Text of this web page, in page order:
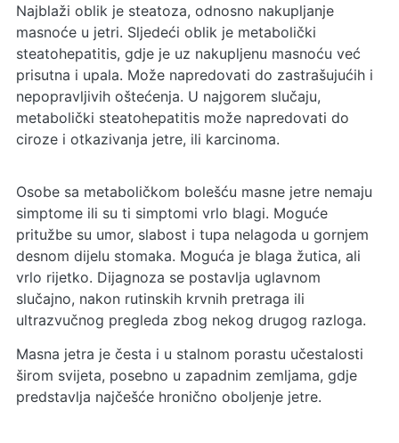
Najblaži oblik je steatoza, odnosno nakupljanje
masnoće u jetri. Sljedeći oblik je metabolički
steatohepatitis, gdje je uz nakupljenu masnoću već
prisutna i upala. Može napredovati do zastrašujućih i
nepopravljivih oštećenja. U najgorem slučaju,
metabolički steatohepatitis može napredovati do
ciroze i otkazivanja jetre, ili karcinoma.
Osobe sa metaboličkom bolešću masne jetre nemaju
simptome ili su ti simptomi vrlo blagi. Moguće
pritužbe su umor, slabost i tupa nelagoda u gornjem
desnom dijelu stomaka. Moguća je blaga žutica, ali
vrlo rijetko. Dijagnoza se postavlja uglavnom
slučajno, nakon rutinskih krvnih pretraga ili
ultrazvučnog pregleda zbog nekog drugog razloga.
Masna jetra je česta i u stalnom porastu učestalosti
širom svijeta, posebno u zapadnim zemljama, gdje
predstavlja najčešće hronično oboljenje jetre.